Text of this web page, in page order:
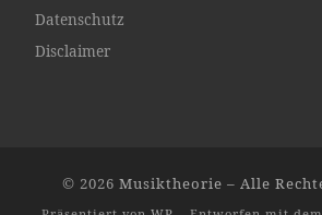
Datenschutz
Disclaimer
© 2026 Musiktheorie – Alle